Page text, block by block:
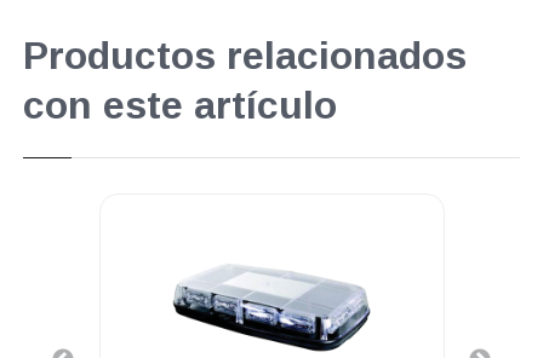
Productos relacionados
con este artículo